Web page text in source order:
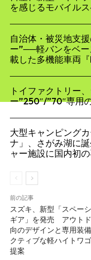
を感じるモバイル
自治体・被災地支
ー”──軽バンをベ
載した多機能車両
トイファクトリー
ー”250″/”70″専用
大型キャンピング
ナ」、さがみ湖に
ャー施設に国内初
前の記事
スズキ、新型「スペー
ギア」を発売 アウト
向のデザインと専用装
クティブな軽ハイトワ
提案